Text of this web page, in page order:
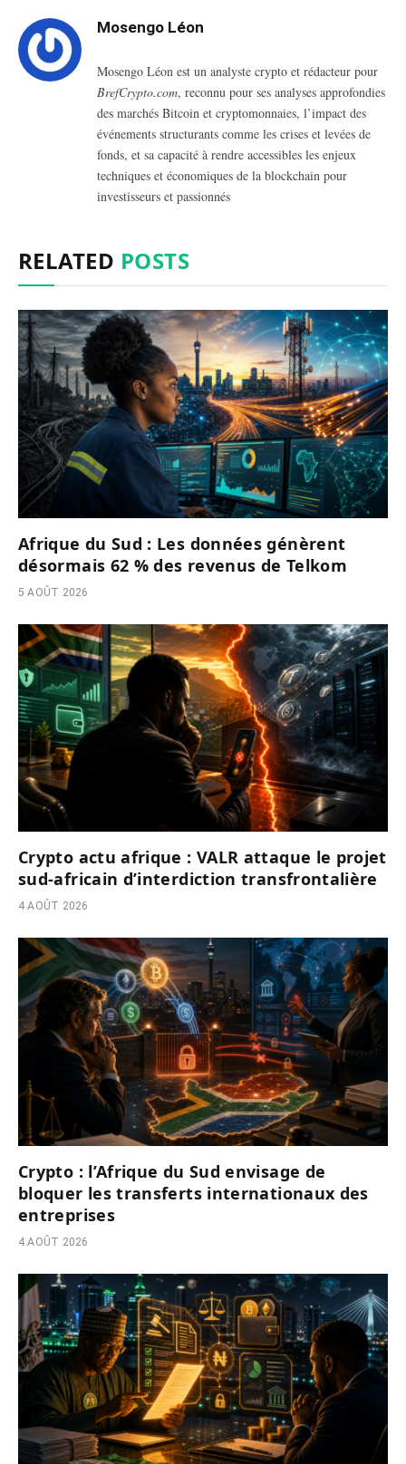
Mosengo Léon
Mosengo Léon est un analyste crypto et rédacteur pour
BrefCrypto.com, reconnu pour ses analyses approfondies
des marchés Bitcoin et cryptomonnaies, l’impact des
événements structurants comme les crises et levées de
fonds, et sa capacité à rendre accessibles les enjeux
techniques et économiques de la blockchain pour
investisseurs et passionnés
RELATED POSTS
Afrique du Sud : Les données génèrent
désormais 62 % des revenus de Telkom
5 AOÛT 2026
Crypto actu afrique : VALR attaque le projet
sud-africain d’interdiction transfrontalière
4 AOÛT 2026
Crypto : l’Afrique du Sud envisage de
bloquer les transferts internationaux des
entreprises
4 AOÛT 2026